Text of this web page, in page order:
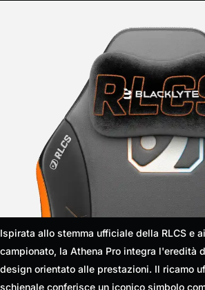
Ispirata allo stemma ufficiale della RLCS e
campionato, la Athena Pro integra l'eredità
design orientato alle prestazioni. Il ricamo
schienale conferisce un iconico simbolo